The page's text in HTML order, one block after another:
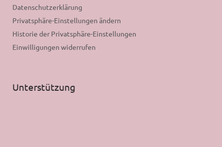
Datenschutzerklärung
Privatsphäre-Einstellungen ändern
Historie der Privatsphäre-Einstellungen
Einwilligungen widerrufen
Unterstützung